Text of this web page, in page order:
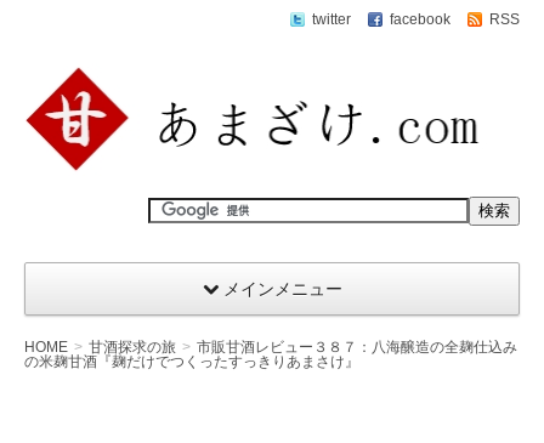
twitter facebook RSS
メインメニュー
HOME 甘酒探求の旅
市販甘酒レビュー３８７：八海醸造の全麹仕込み
の米麹甘酒『麹だけでつくったすっきりあまさけ』